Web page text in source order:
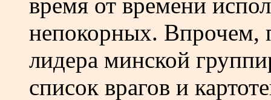
непокорных. Впрочем,
лидера минской
список врагов и